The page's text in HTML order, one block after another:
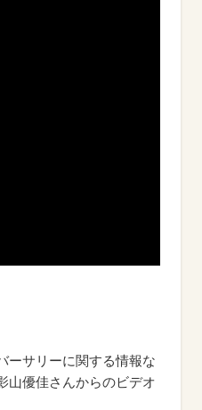
ーサリーに関する情報な
山優佳さんからのビデオ